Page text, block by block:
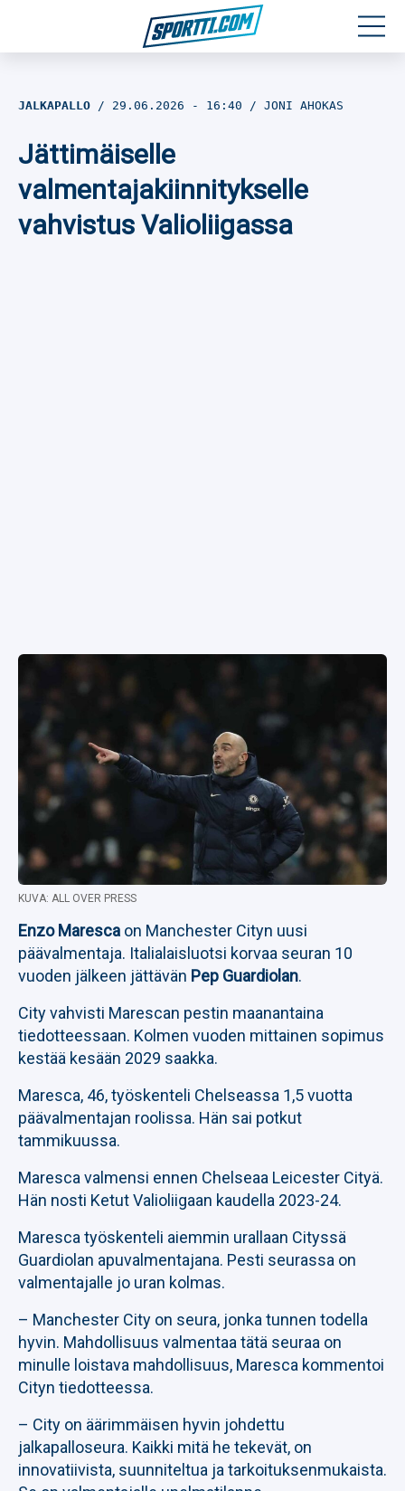
Jalkapallo
Yleisurheilu
JALKAPALLO 29.06.2026 - 16:40 JONI AHOKAS
Jättimäiselle
valmentajakiinnitykselle
vahvistus Valioliigassa
KUVA: ALL OVER PRESS
Enzo Maresca on Manchester Cityn uusi
päävalmentaja. Italialaisluotsi korvaa seuran 10
vuoden jälkeen jättävän Pep Guardiolan.
City vahvisti Marescan pestin maanantaina
tiedotteessaan. Kolmen vuoden mittainen sopimus
kestää kesään 2029 saakka.
Maresca, 46, työskenteli Chelseassa 1,5 vuotta
päävalmentajan roolissa. Hän sai potkut
tammikuussa.
Maresca valmensi ennen Chelseaa Leicester Cityä.
Hän nosti Ketut Valioliigaan kaudella 2023-24.
Maresca työskenteli aiemmin urallaan Cityssä
Guardiolan apuvalmentajana. Pesti seurassa on
valmentajalle jo uran kolmas.
– Manchester City on seura, jonka tunnen todella
hyvin. Mahdollisuus valmentaa tätä seuraa on
minulle loistava mahdollisuus, Maresca kommentoi
Cityn tiedotteessa.
– City on äärimmäisen hyvin johdettu
jalkapalloseura. Kaikki mitä he tekevät, on
innovatiivista, suunniteltua ja tarkoituksenmukaista.